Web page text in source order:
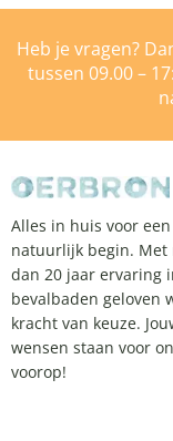
Heb je vragen?
tussen 09.00 –
Alles in huis voor een
natuurlijk begin. Met
dan 20 jaar ervaring
bevalbaden geloven
kracht van keuze.
wensen staan voor
voorop!